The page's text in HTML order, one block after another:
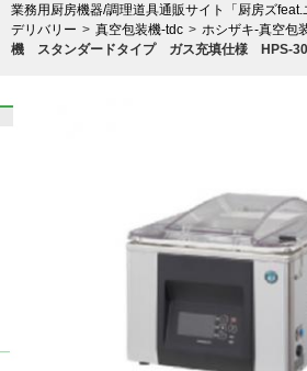
業務用厨房機器/調理道具通販サイト「厨房ズfeat.
デリバリー
真空包装機-tdc ホシザキ-真空包
機 スタンダードタイプ ガス充填仕様 HPS-